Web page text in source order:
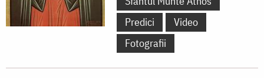
Predici
Video
Fotografii